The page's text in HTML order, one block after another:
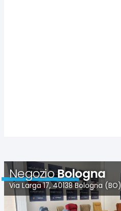
NegozioBologna
Via Larga 17, 40138 Bologna (BO)